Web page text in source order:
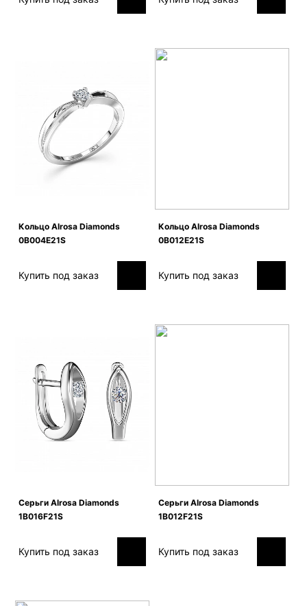
Кольцо Alrosa Diamonds
0B004E21S
Купить под заказ
Кольцо Alrosa Diamonds
0B012E21S
Купить под заказ
Серьги Alrosa Diamonds
1B016F21S
Купить под заказ
Серьги Alrosa Diamonds
1B012F21S
Купить под заказ